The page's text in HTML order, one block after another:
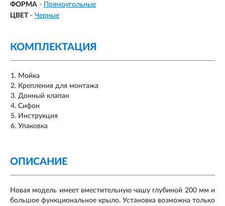
ФОРМА - Прямоугольные
ЦВЕТ - Черные
КОМПЛЕКТАЦИЯ
Мойка
Крепления для монтажа
Донный клапан
Сифон
Инструкция
Упаковка
ОПИСАНИЕ
Новая модель имеет вместительную чашу глубиной 200 мм и
большое функциональное крыло. Установка возможна только